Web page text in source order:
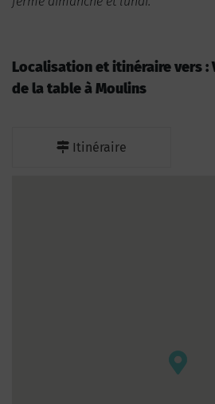
Localisation et itinéraire vers :
de la table à Moulins
Itinéraire